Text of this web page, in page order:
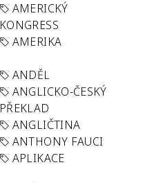
AMERICKÝ
KONGRESS
AMERIKA
ANDĚL
ANGLICKO-ČESKÝ
PŘEKLAD
ANGLIČTINA
ANTHONY FAUCI
APLIKACE